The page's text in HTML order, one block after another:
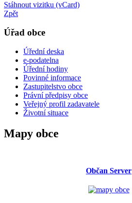
Stáhnout vizitku (vCard)
Zpět
Úřad obce
Úřední deska
e-podatelna
Úřední hodiny
Povinné informace
Zastupitelstvo obce
Právní předpisy obce
Veřejný profil zadavatele
Životní situace
Mapy obce
Občan Server